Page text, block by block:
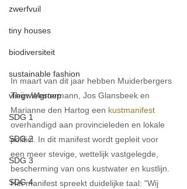
zwerfvuil
tiny houses
biodiversiteit
sustainable fashion
vliegwielgroep
SDG 1
SDG 2
SDG 3
SDG 4
In maart van dit jaar hebben Muiderbergers
Thijn Westermann, Jos Glansbeek en
Marianne den Hartog een kustmanifest
overhandigd aan provincieleden en lokale
politici. In dit manifest wordt gepleit voor
een meer stevige, wettelijk vastgelegde,
bescherming van ons kustwater en kustlijn.
Het manifest spreekt duidelijke taal: "Wij